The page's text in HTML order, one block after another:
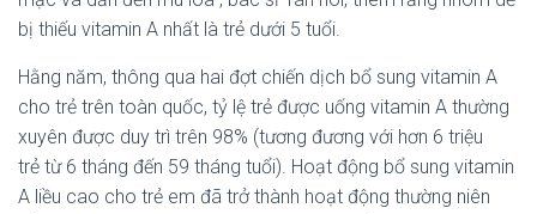
bị thiếu vitamin A nhất là trẻ dưới 5 tuổi.
Hằng năm, thông qua hai đợt chiến dịch bổ sung vitamin A
cho trẻ trên toàn quốc, tỷ lệ trẻ được uống vitamin A thường
xuyên được duy trì trên 98% (tương đương với hơn 6 triệu
trẻ từ 6 tháng đến 59 tháng tuổi). Hoạt động bổ sung vitamin
A liều cao cho trẻ em đã trở thành hoạt động thường niên